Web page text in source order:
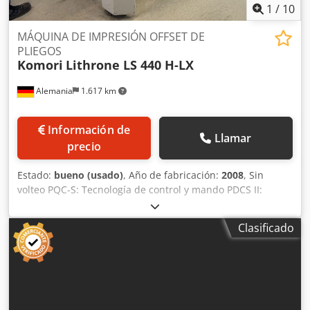
1 / 10
Alemania 1.617 km
MÁQUINA DE IMPRESIÓN OFFSET DE
PLIEGOS
Komori Lithrone LS 440 H-LX
Información de
precio
Llamar
Estado: bueno (usado), Año de fabricación: 2008, Sin
volteo PQC-S: Tecnología de control y mando PDCS II:
Técnica de medición y control espectral KMS 4 - Sistema
de Monitorización Komori KHS-AL: Gestión+Registro
Cilindros de transferencia Skeleton Humedecedor
Komorimatic FAPC: Cambiador de planchas totalmente
automático AMR (Preparación automática) Dispositivo
Clasificado